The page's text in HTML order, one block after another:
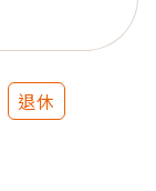
退休